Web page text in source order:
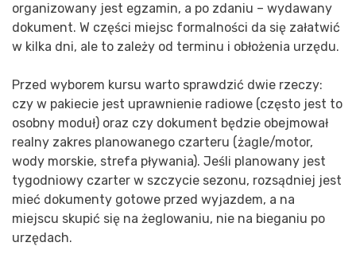
organizowany jest egzamin, a po zdaniu – wydawany
dokument. W części miejsc formalności da się załatwić
w kilka dni, ale to zależy od terminu i obłożenia urzędu.
Przed wyborem kursu warto sprawdzić dwie rzeczy:
czy w pakiecie jest uprawnienie radiowe (często jest to
osobny moduł) oraz czy dokument będzie obejmował
realny zakres planowanego czarteru (żagle/motor,
wody morskie, strefa pływania). Jeśli planowany jest
tygodniowy czarter w szczycie sezonu, rozsądniej jest
mieć dokumenty gotowe przed wyjazdem, a na
miejscu skupić się na żeglowaniu, nie na bieganiu po
urzędach.